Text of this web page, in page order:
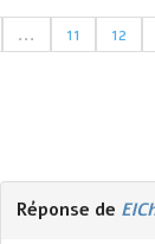
... 11 12
Réponse de